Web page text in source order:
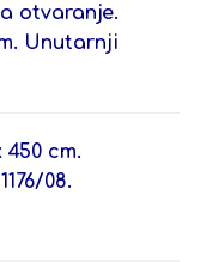
otvaranje.
Unutarnji
cm.
08.